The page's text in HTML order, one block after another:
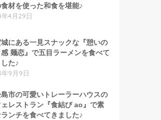
材を使った和食を堪能♪
4月29日
城にある一見スナックな『憩いの
感 麺恋』で五目ラーメンを食べて
た♪
9月9日
市の可愛いトレーラーハウスの
ェレストラン『食結び ao』で素
ンチを食べてきました♪